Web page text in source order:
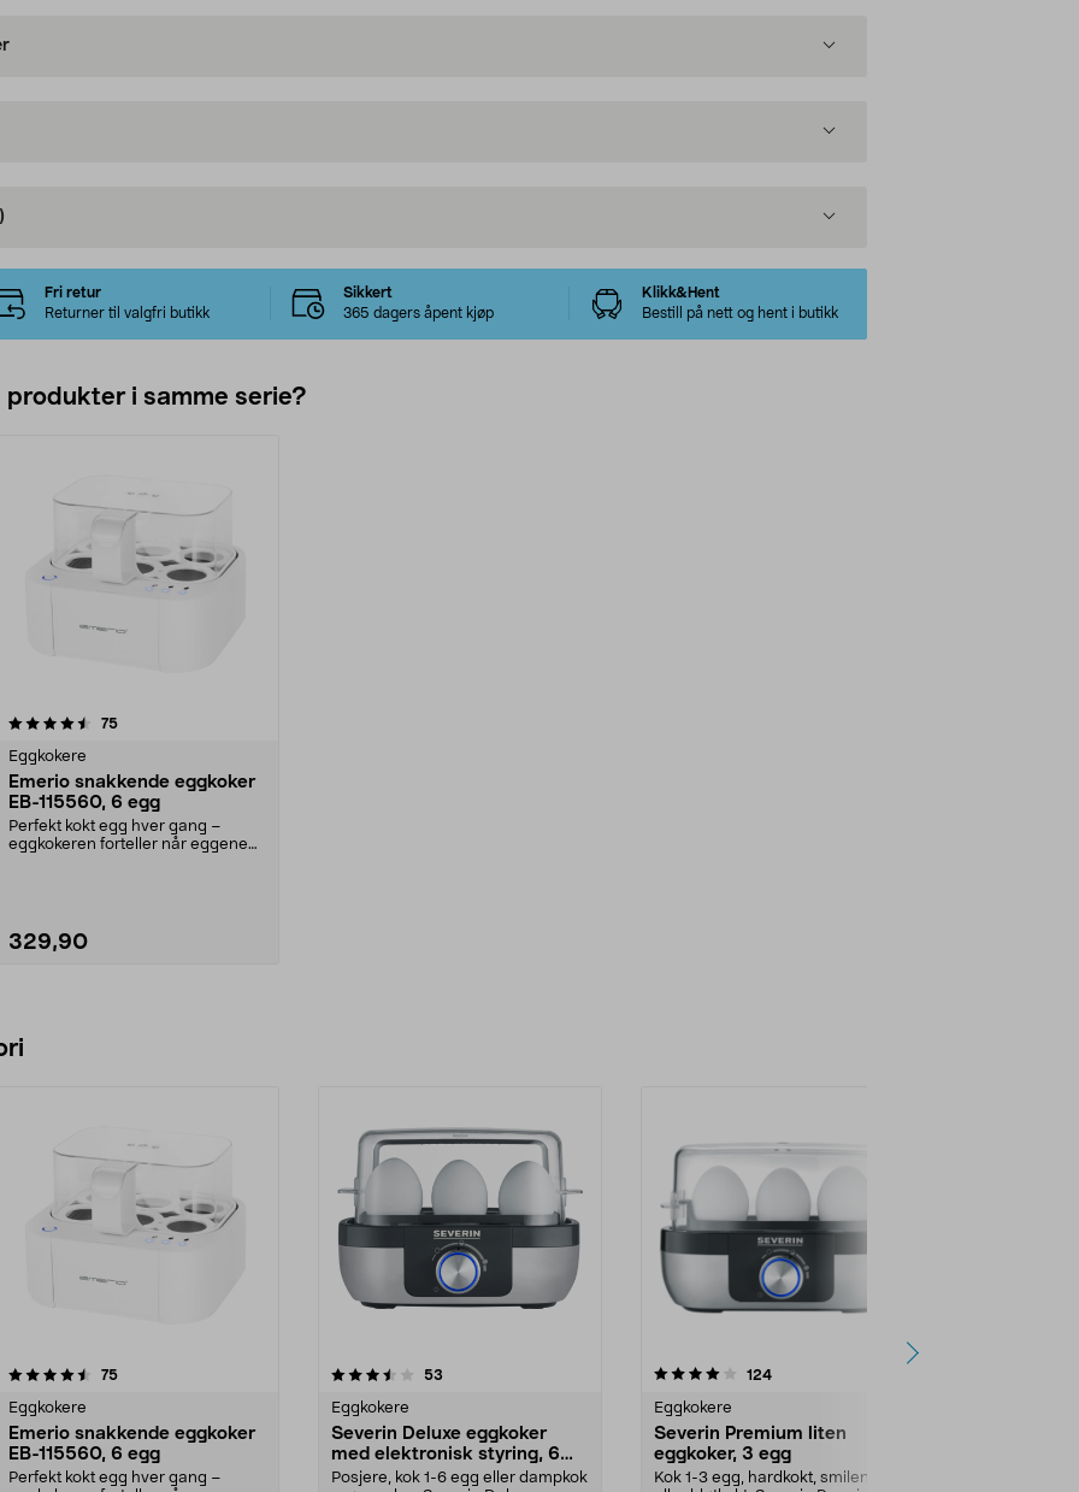
Fri retur
Returner til valgfri butikk
Sikkert
365 dagers åpent kjøp
Klikk&Hent
Bestill på nett og hent i butikk
i samme serie?
75anmeldelser
Eggkokere
Emerio snakkende eggkoker
EB-115560, 6 egg
Perfekt kokt egg hver gang –
eggkokeren forteller når eggene
329,90
75anmeldelser
Eggkokere
Emerio snakkende eggkoker
EB-115560, 6 egg
Perfekt kokt egg hver gang –
3.5 av 5 stjerner 53
Eggkokere
Severin Deluxe eggkoker
med elektronisk styring, 6
egg
Posjere, kok 1-6 egg eller dampkok
4.0 av 5 stjerner 124anmeldelser
Eggkokere
Severin Premium liten
eggkoker, 3 egg
Kok 1-3 egg, hardkokt, smilende